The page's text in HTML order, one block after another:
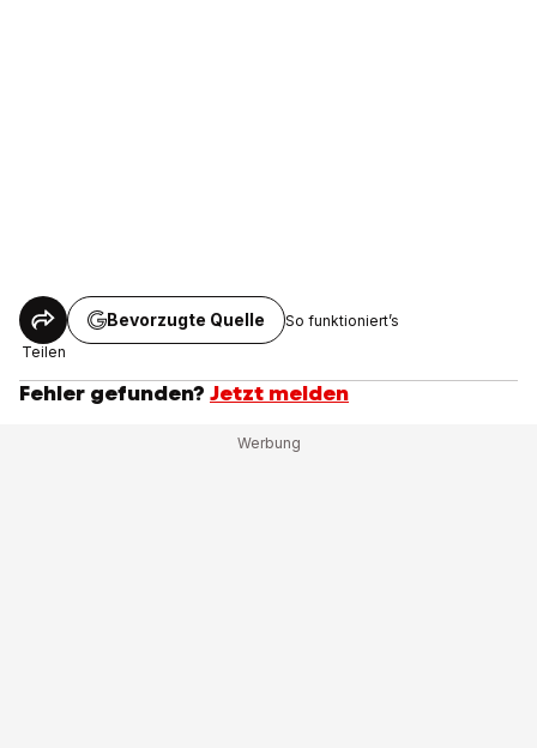
Teilen
Bevorzugte Quelle So funktioniert’s
Fehler gefunden? Jetzt melden